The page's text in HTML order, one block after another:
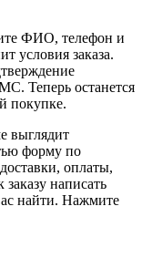
ФИО, телефон и
условия заказа.
Теперь останется
покупке.
выглядит
форму по
оплаты,
написать
найти. Нажмите